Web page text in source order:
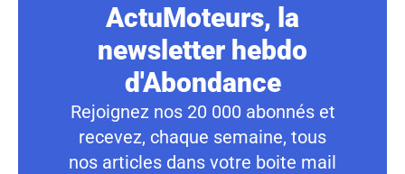
ActuMoteurs, la
newsletter hebdo
d'Abondance
Rejoignez nos 20 000 abonnés et
recevez, chaque semaine, tous
nos articles dans votre boite mail